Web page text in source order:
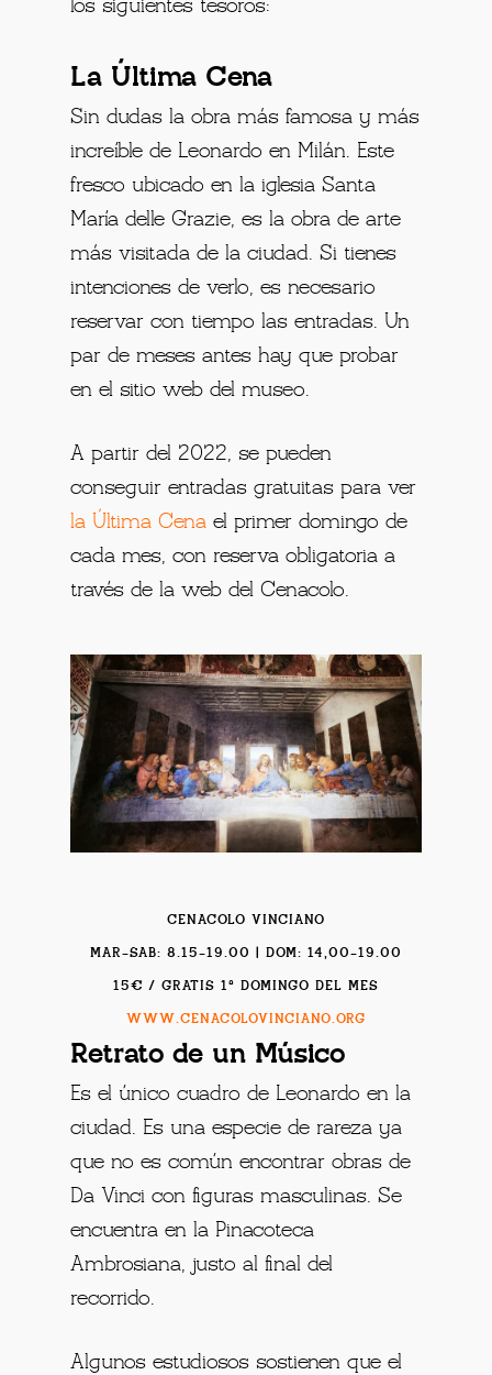
los siguientes tesoros:
La Última Cena
Sin dudas la obra más famosa y más
increíble de Leonardo en Milán. Este
fresco ubicado en la iglesia Santa
María delle Grazie, es la obra de arte
más visitada de la ciudad. Si tienes
intenciones de verlo, es necesario
reservar con tiempo las entradas. Un
par de meses antes hay que probar
en el sitio web del museo.
A partir del 2022, se pueden
conseguir entradas gratuitas para ver
la Última Cena el primer domingo de
cada mes, con reserva obligatoria a
través de la web del Cenacolo.
CENACOLO VINCIANO
MAR-SAB: 8.15-19.00 | DOM: 14,00-19.00
15€ / GRATIS 1º DOMINGO DEL MES
WWW.CENACOLOVINCIANO.ORG
Retrato de un Músico
Es el único cuadro de Leonardo en la
ciudad. Es una especie de rareza ya
que no es común encontrar obras de
Da Vinci con figuras masculinas. Se
encuentra en la Pinacoteca
Ambrosiana, justo al final del
recorrido.
Algunos estudiosos sostienen que el